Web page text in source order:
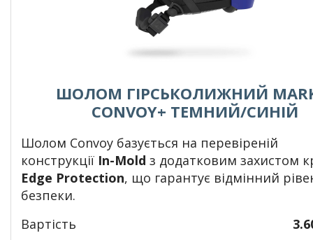
ШОЛОМ ГІРСЬКОЛИЖНИЙ
CONVOY+ ТЕМНИЙ/СИНІЙ
Шолом Convoy базується на перевіреній
конструкції In-Mold з додатковим захистом
Edge Protection, що гарантує відмінний
безпеки.
Вартість